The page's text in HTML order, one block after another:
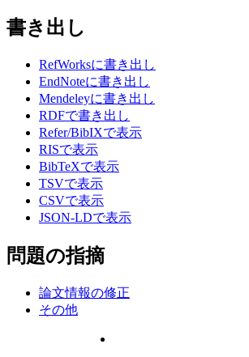
書き出し
RefWorksに書き出し
EndNoteに書き出し
Mendeleyに書き出し
RDFで書き出し
Refer/BibIXで表示
RISで表示
BibTeXで表示
TSVで表示
CSVで表示
JSON-LDで表示
問題の指摘
論文情報の修正
その他